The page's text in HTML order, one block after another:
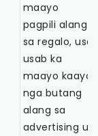
maayo
pagpili alang
sa regalo, usa
usab ka
maayo kaayo
nga butang
alang sa
advertising ug